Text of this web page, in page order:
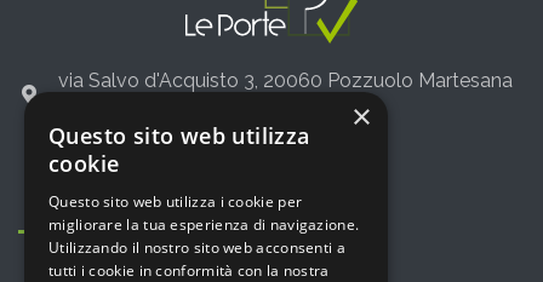
via Salvo d'Acquisto 3, 20060 Pozzuolo Martesana
+39 02 36542775
×
Questo sito web utilizza
cookie
Questo sito web utilizza i cookie per
migliorare la tua esperienza di navigazione.
Utilizzando il nostro sito web acconsenti a
tutti i cookie in conformità con la nostra